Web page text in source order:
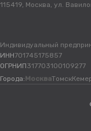
115419, Москва, ул.
Индивидуальный
ИНН701745175857
ОГРНИП317703100109277
Города: МоскваТомск